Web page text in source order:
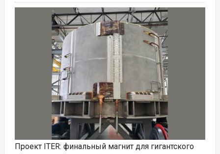
Проект ITER: финальный магнит для гигантского